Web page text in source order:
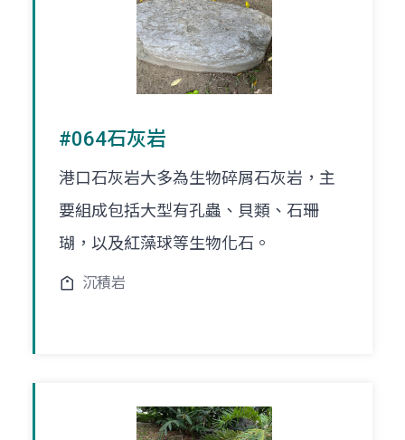
#064石灰岩
港口石灰岩大多為生物碎屑石灰岩，主
要組成包括大型有孔蟲、貝類、石珊
瑚，以及紅藻球等生物化石。
沉積岩